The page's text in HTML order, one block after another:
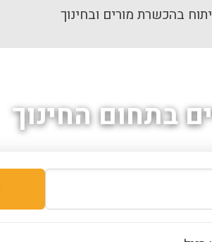
בהכשרת מורים ובחינוך
בתחום החינוך